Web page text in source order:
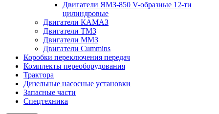
Двигатели ЯМЗ-850 V-образные 12-ти
цилиндровые
Двигатели КАМАЗ
Двигатели ТМЗ
Двигатели ММЗ
Двигатели Cummins
Коробки переключения передач
Комплекты переоборудования
Трактора
Дизельные насосные установки
Запасные части
Спецтехника